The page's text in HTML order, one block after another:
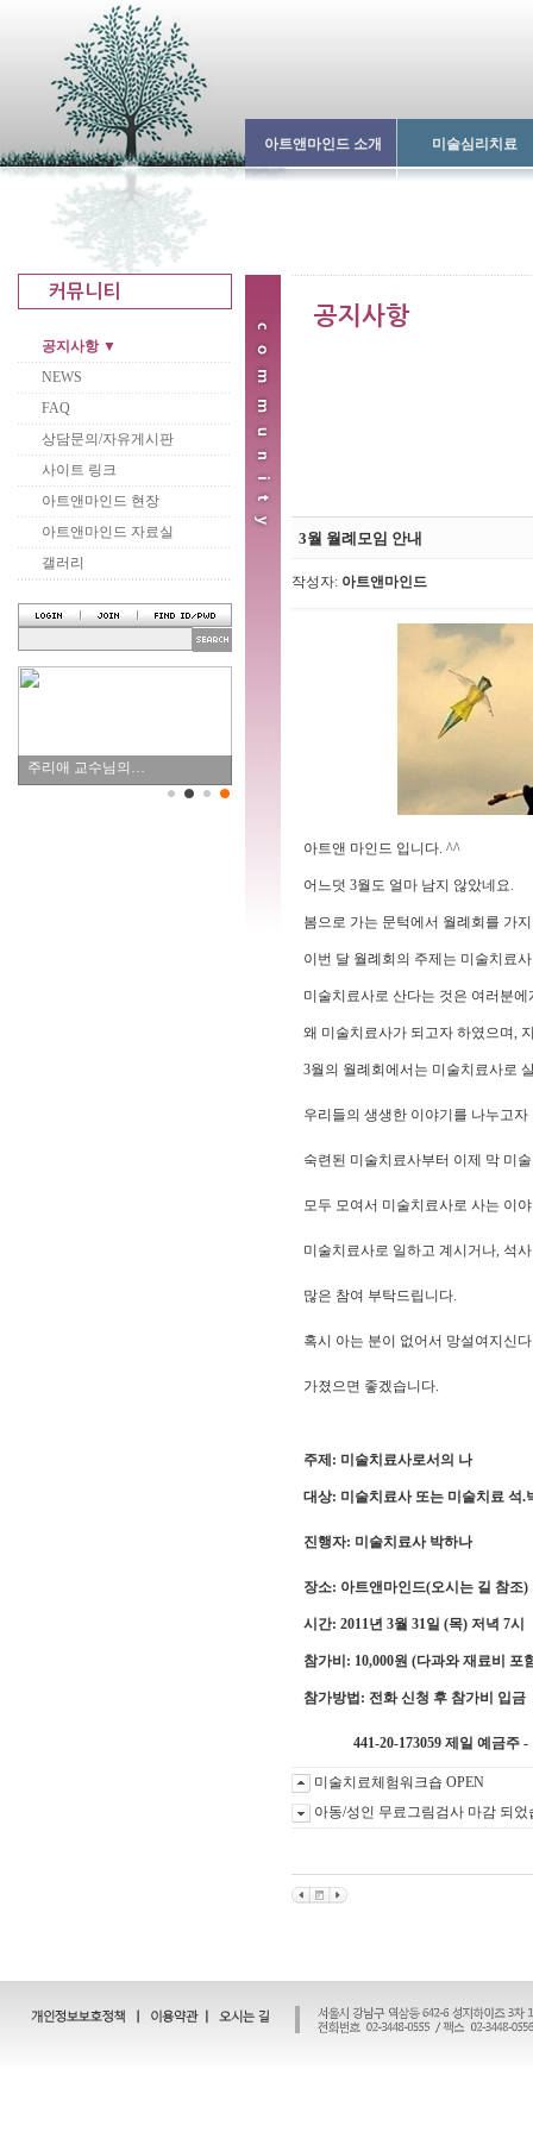
아트앤마인드 소개 미술심리치료
공지사항 ▼
NEWS
FAQ
상담문의/자유게시판
사이트 링크
아트앤마인드 현장
아트앤마인드 자료실
갤러리
주리애 교수님의…
3월 월례모임 안내
작성자: 아트앤마인드
아트앤 마인드 입니다. ^^
어느덧 3월도 얼마 남지 않았네요.
봄으로 가는 문턱에서 월례회를 가
이번 달 월례회의 주제는 미술치료
미술치료사로 산다는 것은 여러분에
왜 미술치료사가 되고자 하였으며,
3월의 월례회에서는 미술치료사로
우리들의 생생한 이야기를 나누고자
숙련된 미술치료사부터 이제 막 미
모두 모여서 미술치료사로 사는 이
미술치료사로 일하고 계시거나, 석
많은 참여 부탁드립니다.
혹시 아는 분이 없어서 망설여지신
가졌으면 좋겠습니다.
주제: 미술치료사로서의 나
대상: 미술치료사 또는 미술치료 석.
진행자: 미술치료사 박하나
장소: 아트앤마인드(오시는 길 참조)
시간: 2011년 3월 31일 (목) 저녁 7시
참가비: 10,000원 (다과와 재료비 포
참가방법: 전화 신청 후 참가비 입금
441-20-173059 제일 예금주 -
미술치료체험워크숍 OPEN
아동/성인 무료그림검사 마감 되었